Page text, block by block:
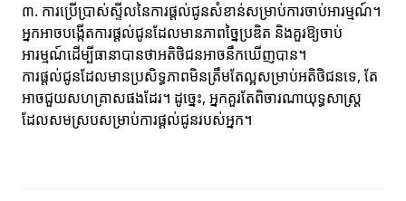
៣. ការប្រើប្រាស់ស្ទីលនៃការផ្តល់ជូនសំខាន់សម្រាប់ការចាប់អារម្មណ៍។
អ្នកអាចបង្កើតការផ្តល់ជូនដែលមានភាពច្នៃប្រឌិត និងគួរឱ្យចាប់
អារម្មណ៍ដើម្បីធានាបានថាអតិថិជនអាចនឹកឃើញបាន។
ការផ្តល់ជូនដែលមានប្រសិទ្ធភាពមិនត្រឹមតែល្អសម្រាប់អតិថិជនទេ, តែ
អាចជួយសហគ្រាសផងដែរ។ ដូច្នេះ, អ្នកគួរតែពិចារណាយុទ្ធសាស្ត្រ
ដែលសមស្របសម្រាប់ការផ្តល់ជូនរបស់អ្នក។